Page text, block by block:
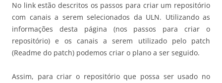
No link estão descritos os passos para criar um repositório
com canais a serem selecionados da ULN. Utilizando as
informações desta página (nos passos para criar o
repositório) e os canais a serem utilizado pelo patch
(Readme do patch) podemos criar o plano a ser seguido.
Assim, para criar o repositório que possa ser usado no